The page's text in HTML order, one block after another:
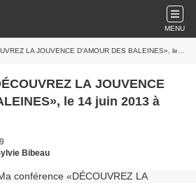
MENU
JOUVENCE D'AMOUR DES BALEINES», le 14 juin 2013 à Montréal
LA JOUVENCE
le 14 juin 2013 à
Bibeau